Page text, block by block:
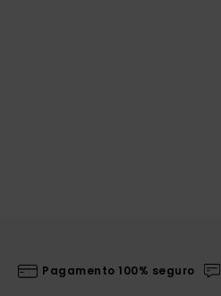
Pagamento 100% seguro